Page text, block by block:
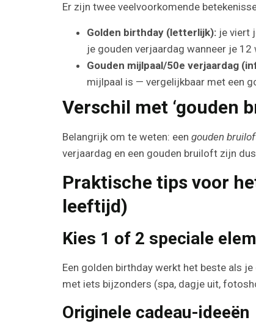
Er zijn twee veelvoorkomende
Golden birthday (letterlijk): je viert
je gouden verjaardag wanneer je
Gouden mijlpaal/50e verjaardag
mijlpaal is — vergelijkbaar met een
Verschil met ‘gouden
Belangrijk om te weten: een gouden
verjaardag en een gouden bruiloft zijn
Praktische tips voor
leeftijd)
Kies 1 of 2 speciale
Een golden birthday werkt het beste als
met iets bijzonders (spa, dagje uit,
Originele cadeau-ideeën